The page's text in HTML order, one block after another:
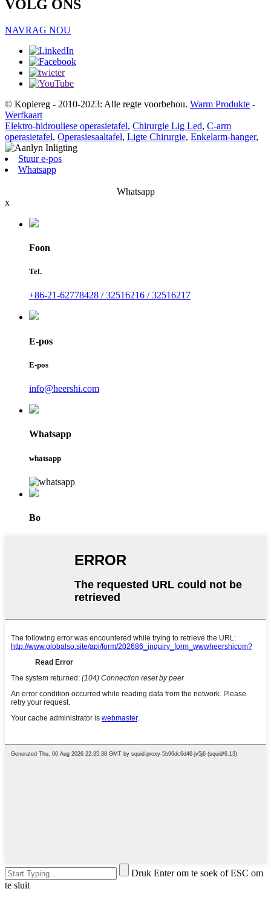
VOLG ONS
NAVRAG NOU
© Kopiereg - 2010-2023: Alle regte voorbehou. Warm Produkte -
Werfkaart
Elektro-hidrouliese operasietafel, Chirurgie Lig Led, C-arm
operasietafel, Operasiesaaltafel, Ligte Chirurgie, Enkelarm-hanger,
Stuur e-pos
Whatsapp
Whatsapp
x
Foon
Tel.
+86-21-62778428 / 32516216 / 32516217
E-pos
E-pos
info@heershi.com
Whatsapp
whatsapp
Bo
Druk Enter om te soek of ESC om
te sluit